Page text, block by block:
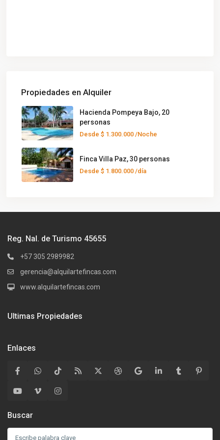
Propiedades en Alquiler
Hacienda Pompeya Bajo, 20
personas
Desde $ 1.300.000/Noche
Finca Villa Paz, 30 personas
Desde $ 1.800.000/día
Reg. Nal. de Turismo 45655
+57 305 2989982
gerencia@alquilartefincas.com
www.alquilartefincas.com
Ultimas Propiedades
Enlaces
Buscar